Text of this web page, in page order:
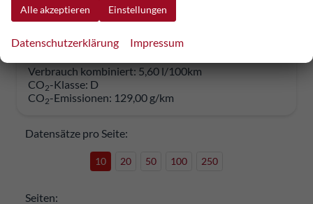
31.341,29 €
inkl. NoVA
Verbrauch kombiniert: 5,60 l/100km
CO2-Klasse: D
CO2-Emissionen: 129,00 g/km
Datensätze pro Seite:
10 20 50 100 250
Seiten:
Alle akzeptieren Einstellungen
Datenschutzerklärung Impressum